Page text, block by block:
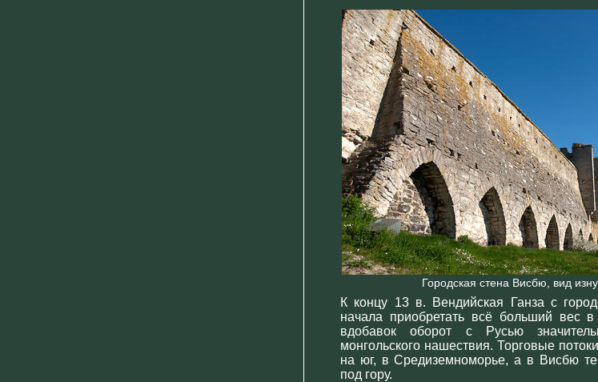
Городская стена Висбю, вид
К концу 13 в. Вендийская Ганза с
начала приобретать всё больший вес в
вдобавок оборот с Русью
монгольского нашествия. Торговые
на юг, в Средиземноморье, а в Висбю
под гору.